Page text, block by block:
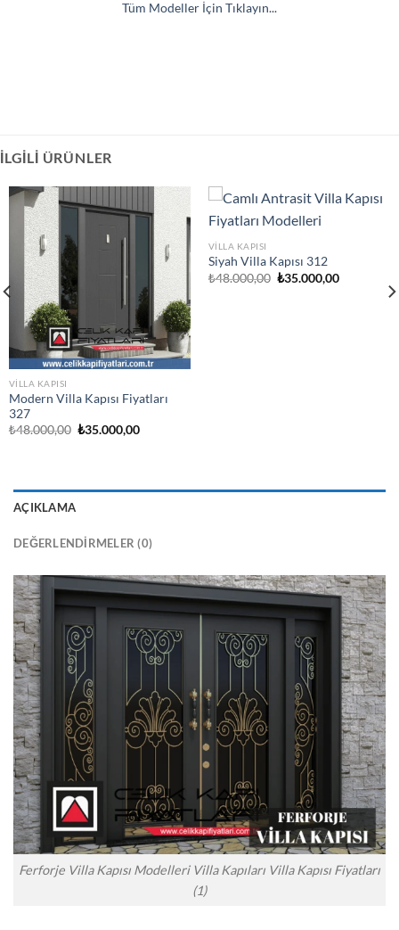
Tüm Modeller İçin Tıklayın...
İLGILI ÜRÜNLER
VILLA KAPISI
Modern Villa Kapısı Fiyatları
327
₺48.000,00 Orijinal
₺35.000,00Şu
VILLA KAPISI
Siyah Villa Kapısı 312
₺48.000,00 Orijinal
₺35.000,00Şu
AÇIKLAMA
DEĞERLENDIRMELER (0)
Ferforje Villa Kapısı Modelleri Villa Kapıları Villa Kapısı Fiyatları
(1)